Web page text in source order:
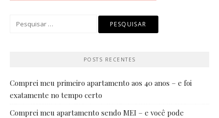
POSTS RECENTES
Comprei meu primeiro apartamento aos 40 anos – e foi
exatamente no tempo certo
Comprei meu apartamento sendo MEI – e você pode